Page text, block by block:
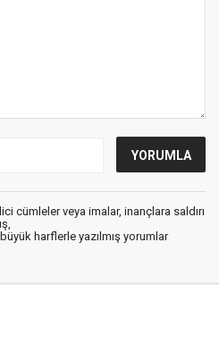
cümleler veya imalar, inançlara saldırı
harflerle yazılmış yorumlar